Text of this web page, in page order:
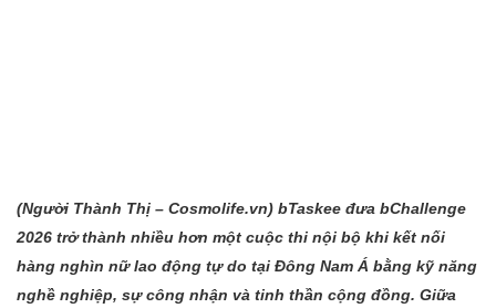
(Người Thành Thị – Cosmolife.vn) bTaskee đưa bChallenge
2026 trở thành nhiều hơn một cuộc thi nội bộ khi kết nối
hàng nghìn nữ lao động tự do tại Đông Nam Á bằng kỹ năng
nghề nghiệp, sự công nhận và tinh thần cộng đồng. Giữa